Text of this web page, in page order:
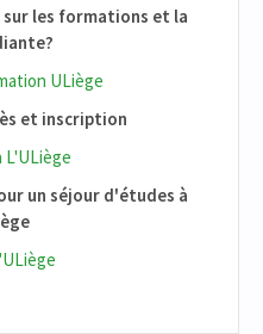
les formations et la
ULiège
et inscription
L'ULiège
un séjour d'études à